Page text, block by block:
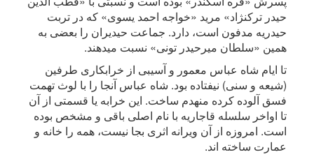
حیدر ترک‏نژاد» مرید «خواجه احمد یسوی» که در تربت
حیدریه مدفون است، دارد. جماعت حیدیران را بعضی به
همین «سلطان میرحیدر تونی» نسبت می‏دهند.
تا ایام شاه عباس معمور و آسیبی از خرابکاری طرفین
(شیعه و سنی) نیفتاده بود. شاه عباس آنجا را با لوث تهمت
فسق آلوده کرده منهدم ساخت. این خرابه یا قسمتی از آن
تا اواخر سلسله قاجاریه با نام اصلی باقی و مشخص بوده
است. امروزه از آن ویرانه اثری بجا نیست، همه را خانه و
عمارت ساخته اند.